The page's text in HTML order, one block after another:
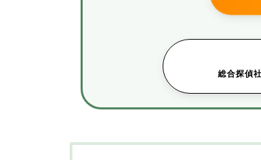
総合探偵